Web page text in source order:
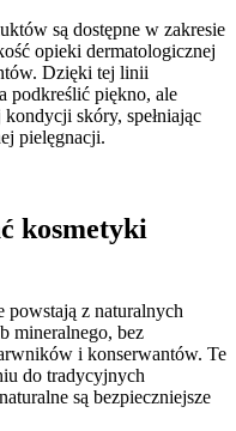
są dostępne w zakresie
opieki dermatologicznej
Dzięki tej linii
podkreślić piękno, ale
skóry, spełniając
pielęgnacji.
kosmetyki
powstają z naturalnych
mineralnego, bez
i konserwantów. Te
do tradycyjnych
są bezpieczniejsze